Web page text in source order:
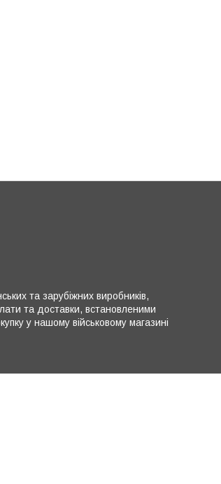
та зарубіжних виробників,
та доставки, встановленими
у нашому військовому магазині